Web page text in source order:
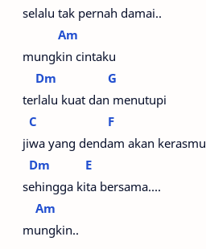
selalu tak pernah damai..
Am
mungkin cintaku
Dm
G
terlalu kuat dan menutupi
C
F
jiwa yang dendam akan kerasmu
Dm
E
sehingga kita bersama….
Am
mungkin..